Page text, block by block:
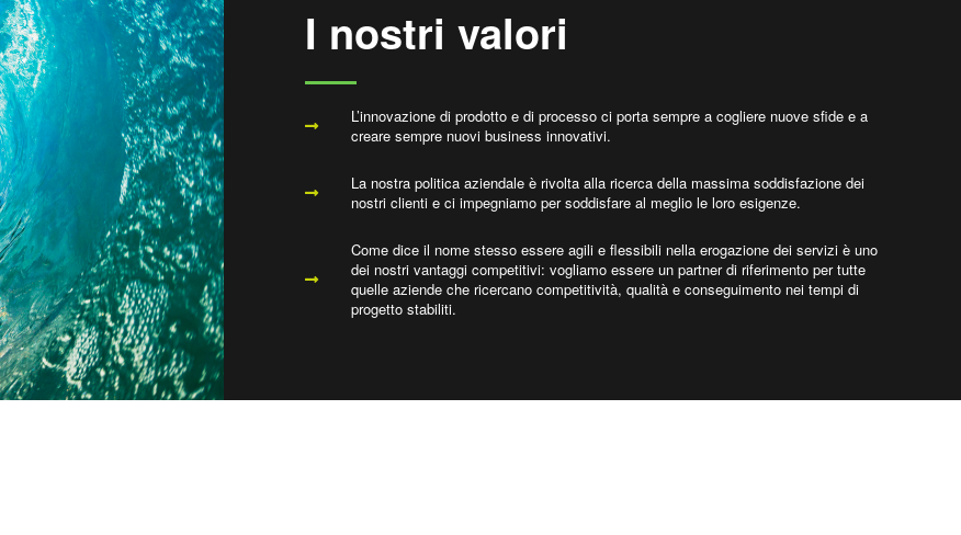
I nostri valori
L’innovazione di prodotto e di processo ci porta sempre a cogliere nuove sfide e a
creare sempre nuovi business innovativi.
La nostra politica aziendale è rivolta alla ricerca della massima soddisfazione dei
nostri clienti e ci impegniamo per soddisfare al meglio le loro esigenze.
Come dice il nome stesso essere agili e flessibili nella erogazione dei servizi è uno
dei nostri vantaggi competitivi: vogliamo essere un partner di riferimento per tutte
quelle aziende che ricercano competitività, qualità e conseguimento nei tempi di
progetto stabiliti.